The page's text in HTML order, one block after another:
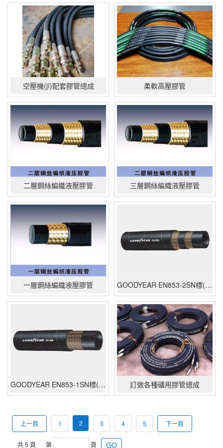
空壓機(jī)配套膠管總成 柔軟高壓膠管
二層鋼絲編織液壓膠管 三層鋼絲編織液壓膠管
一層鋼絲編織液壓膠管 GOODYEAR EN853-2SN標(biāo)準(zhǔn)
GOODYEAR EN853-1SN標(biāo)準(zhǔn) 訂做各種礦用膠管總成
上一頁 1 2 3 4 5 下一頁
共5 頁 第 頁 GO